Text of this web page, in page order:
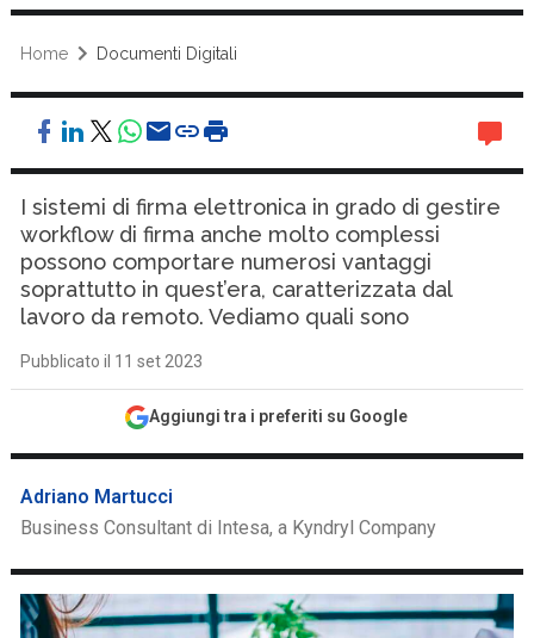
Home Documenti Digitali
I sistemi di firma elettronica in grado di gestire
workflow di firma anche molto complessi
possono comportare numerosi vantaggi
soprattutto in quest’era, caratterizzata dal
lavoro da remoto. Vediamo quali sono
Pubblicato il 11 set 2023
Aggiungi tra i preferiti su Google
Adriano Martucci
Business Consultant di Intesa, a Kyndryl Company